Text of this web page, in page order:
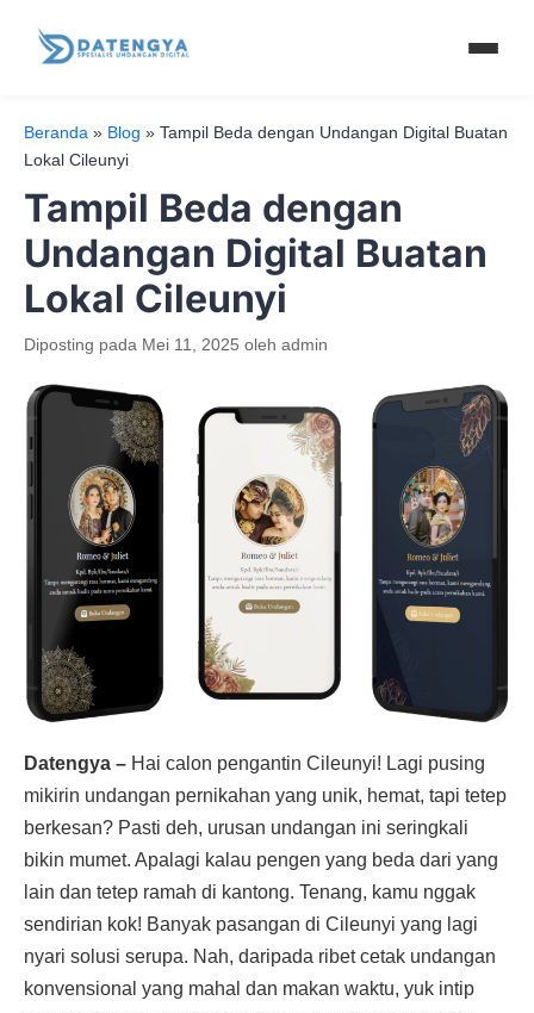
Beranda » Blog » Tampil Beda dengan Undangan Digital Buatan
Lokal Cileunyi
Tampil Beda dengan
Undangan Digital Buatan
Lokal Cileunyi
Diposting pada Mei 11, 2025 oleh admin
Datengya – Hai calon pengantin Cileunyi! Lagi pusing
mikirin undangan pernikahan yang unik, hemat, tapi tetep
berkesan? Pasti deh, urusan undangan ini seringkali
bikin mumet. Apalagi kalau pengen yang beda dari yang
lain dan tetep ramah di kantong. Tenang, kamu nggak
sendirian kok! Banyak pasangan di Cileunyi yang lagi
nyari solusi serupa. Nah, daripada ribet cetak undangan
konvensional yang mahal dan makan waktu, yuk intip